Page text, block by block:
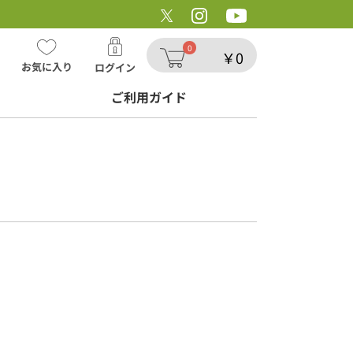
ップ/ゴンドラの唄
お気に入り ログイン
0 ￥0
ご利用ガイド